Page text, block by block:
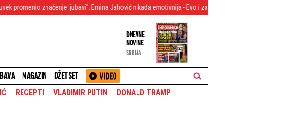
ljubavi": Emina Jahović nikada emotivnija - Evo i zašto! Brutalno šutnuli Zlatka Kokanovića!
DNEVNE
NOVINE
SRBIJA
MAGAZIN DŽET SET
RECEPTI VLADIMIR PUTIN DONALD TRAMP